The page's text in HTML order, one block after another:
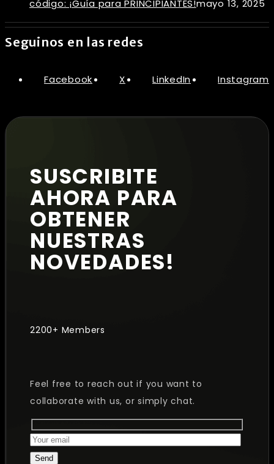
código: ¡Guía para PRINCIPIANTES!mayo 13, 2025
Seguinos en las redes
Facebook X LinkedIn Instagram
SUSCRIBITE
AHORA PARA
OBTENER
NUESTRAS
NOVEDADES!
2200+ Members
Feel free to reach out if you want to
collaborate with us, or simply chat.
Send